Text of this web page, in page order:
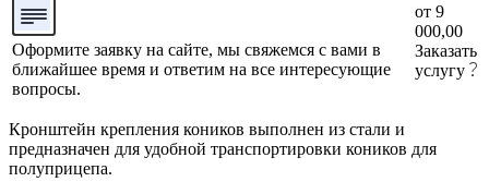
Оформите заявку на сайте, мы свяжемся с вами в
ближайшее время и ответим на все интересующие
вопросы.
от 9
000,00
Заказать
услугу
Кронштейн крепления коников выполнен из стали и
предназначен для удобной транспортировки коников для
полуприцепа.